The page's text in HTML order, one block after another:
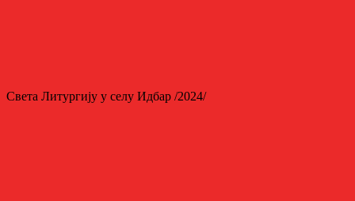
Светa Литургију у селу Идбар /2024/